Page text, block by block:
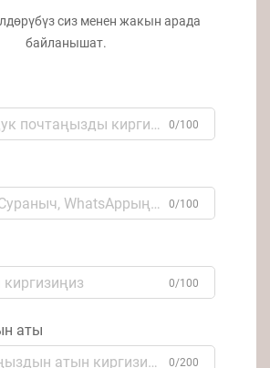
сиз менен жакын арада
байланышат.
0/100
0/100
0/100
аты
0/200